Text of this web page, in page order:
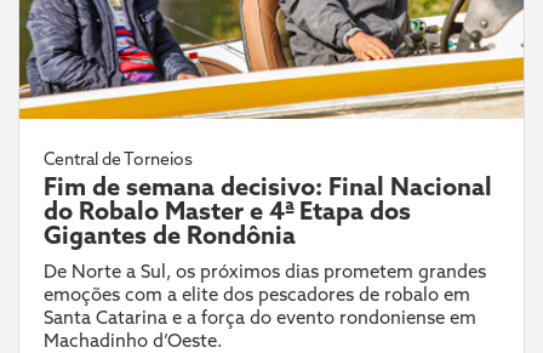
Central de Torneios
Fim de semana decisivo: Final Nacional
do Robalo Master e 4ª Etapa dos
Gigantes de Rondônia
De Norte a Sul, os próximos dias prometem grandes
emoções com a elite dos pescadores de robalo em
Santa Catarina e a força do evento rondoniense em
Machadinho d’Oeste.